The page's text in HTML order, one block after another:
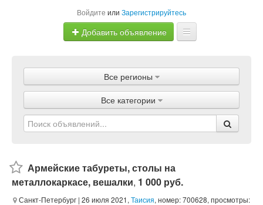
Войдите или Зарегистрируйтесь
Добавить объявление
Объявления
Магазины
Услуги
Все регионы
Все категории
Армейские табуреты, столы на
металлокаркасе, вешалки, 1 000 руб.
Санкт-Петербург | 26 июля 2021, Таисия, номер: 700628, просмотры: